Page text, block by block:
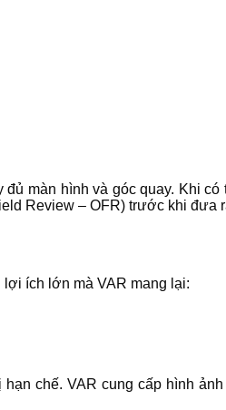
màn hình và góc quay. Khi
Review – OFR) trước khi đưa
ích lớn mà VAR mang lại:
chế. VAR cung cấp hình